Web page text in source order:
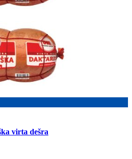
virta dešra